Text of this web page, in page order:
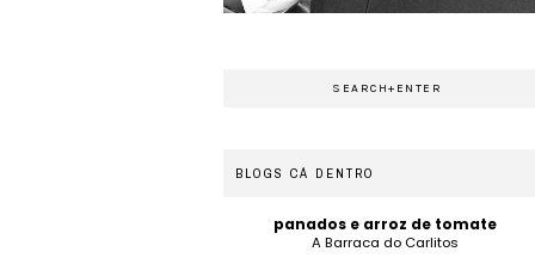
BLOGS CÁ DENTRO
panados e arroz de tomate
A Barraca do Carlitos